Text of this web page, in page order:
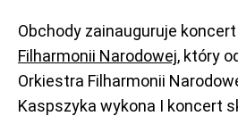
Obchody zainauguruje
Filharmonii Narodowej, który
Orkiestra Filharmonii
Kaspszyka wykona I koncert